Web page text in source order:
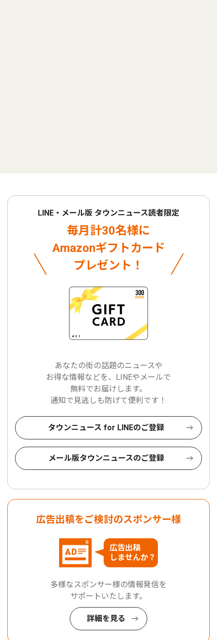
LINE・メール版 タウンニュース読者限定
毎月計30名様に
Amazonギフトカード
プレゼント！
あなたの街の話題のニュースや
お得な情報などを、LINEやメールで
無料でお届けします。
通知で見逃しも防げて便利です！
タウンニュース for LINEのご登録
メール版タウンニュースのご登録
広告出稿をご検討のスポンサー様
広告出稿
しませんか？
多様なスポンサー様の情報発信を
サポートいたします。
詳細を見る